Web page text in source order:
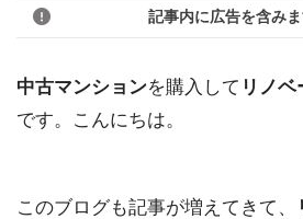
記事内に広告を含み
中古マンションを購入して リノ
です。こんにちは。
このブログも記事が増えてきて、